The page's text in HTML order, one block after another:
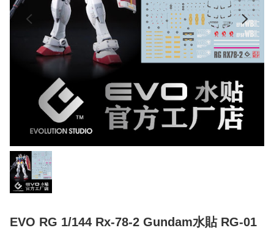
EVO RG 1/144 Rx-78-2 Gundam水貼 RG-01